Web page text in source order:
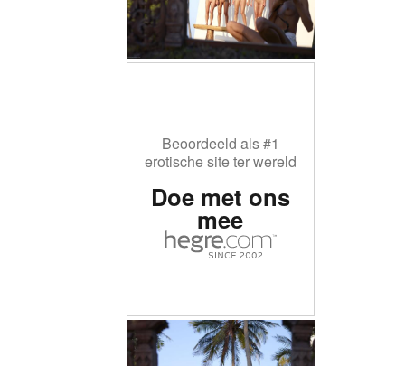
Beoordeeld als #1
erotische site ter wereld
Doe met ons
mee